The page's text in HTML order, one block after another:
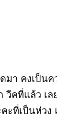
มา คงเป็นค
วีคที่แล้ว เล
ะที่เป็นห่วง